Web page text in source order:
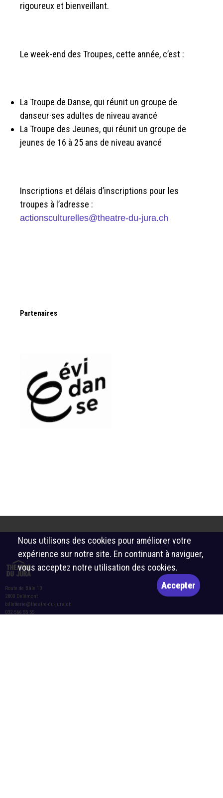
rigoureux et bienveillant.
Le week-end des Troupes, cette année, c’est :
La Troupe de Danse, qui réunit un groupe de
danseur·ses adultes de niveau avancé
La Troupe des Jeunes, qui réunit un groupe de
jeunes de 16 à 25 ans de niveau avancé
Inscriptions et délais d’inscriptions pour les
troupes à l’adresse :
actionsculturelles@theatre-du-jura.ch
Partenaires
Route de Bâle 10
2800 Delémont
billetterie@theatre-du-jura.ch
032 566 55 55
Nous utilisons des cookies pour améliorer votre
expérience sur notre site. En continuant à naviguer,
vous acceptez notre utilisation des cookies.
Accepter